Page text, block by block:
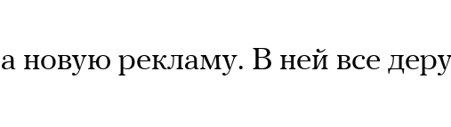
новую рекламу. В ней все